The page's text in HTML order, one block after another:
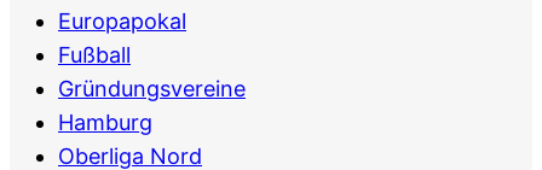
Europapokal
Fußball
Gründungsvereine
Hamburg
Oberliga Nord